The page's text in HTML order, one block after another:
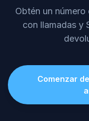
Obtén un
con llamadas y
Comenzar